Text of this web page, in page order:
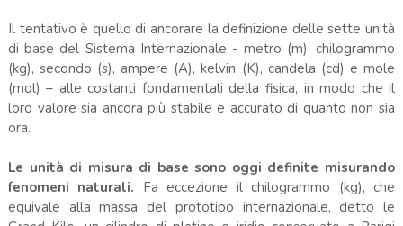
Il tentativo è quello di ancorare la definizione delle sette unità
di base del Sistema Internazionale - metro (m), chilogrammo
(kg), secondo (s), ampere (A), kelvin (K), candela (cd) e mole
(mol) – alle costanti fondamentali della fisica, in modo che il
loro valore sia ancora più stabile e accurato di quanto non sia
ora.
Le unità di misura di base sono oggi definite misurando
fenomeni naturali. Fa eccezione il chilogrammo (kg), che
equivale alla massa del prototipo internazionale, detto le